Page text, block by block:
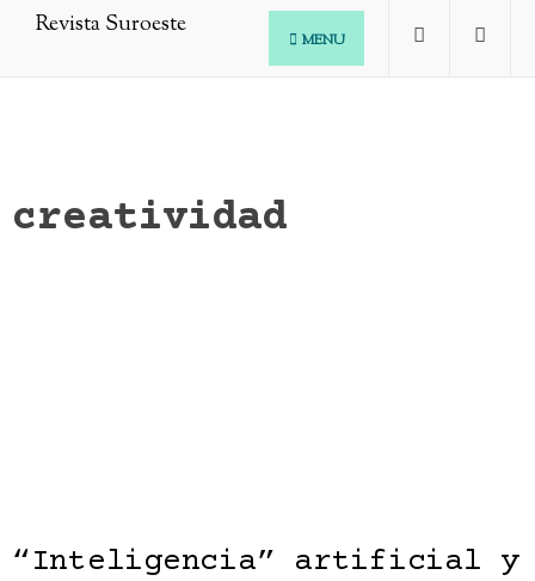
MENU
creatividad
“Inteligencia” artificial y